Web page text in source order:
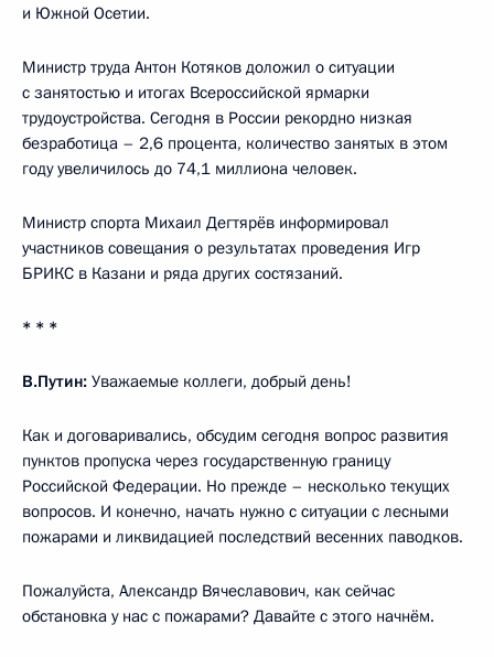
и Южной Осетии.
Министр труда Антон Котяков доложил о ситуации
с занятостью и итогах Всероссийской ярмарки
трудоустройства. Сегодня в России рекордно низкая
безработица – 2,6 процента, количество занятых в этом
году увеличилось до 74,1 миллиона человек.
Министр спорта Михаил Дегтярёв информировал
участников совещания о результатах проведения Игр
БРИКС в Казани и ряда других состязаний.
* * *
В.Путин: Уважаемые коллеги, добрый день!
Как и договаривались, обсудим сегодня вопрос развития
пунктов пропуска через государственную границу
Российской Федерации. Но прежде – несколько текущих
вопросов. И конечно, начать нужно с ситуации с лесными
пожарами и ликвидацией последствий весенних паводков.
Пожалуйста, Александр Вячеславович, как сейчас
обстановка у нас с пожарами? Давайте с этого начнём.